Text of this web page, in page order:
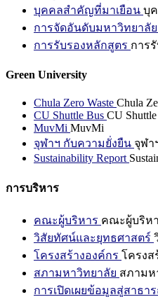
บุคคลสำคัญที่มาเยือน บุ
การจัดอันดับมหาวิทยาลัย
การรับรองหลักสูตร การ
Green University
Chula Zero Waste Chula
CU Shuttle Bus CU
MuvMi MuvMi
จุฬาฯ กับความยั่งยืน จุฬา
Sustainability Report
การบริหาร
คณะผู้บริหาร คณะผู้บริห
วิสัยทัศน์และยุทธศาสตร์
โครงสร้างองค์กร โครงส
สภามหาวิทยาลัย สภามห
การเปิดเผยข้อมูลสู่สาธา